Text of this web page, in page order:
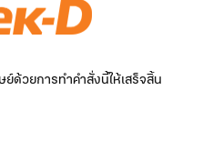
ด้วยการทำคำสั่งนี้ให้เสร็จสิ้น